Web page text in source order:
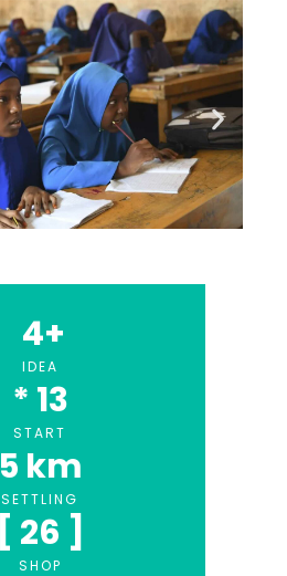
IDEA
4+
START
* 13
SETTLING
5 km
SHOP
[ 26 ]